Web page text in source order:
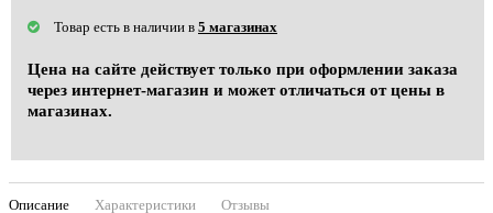
Товар есть в наличии в 5 магазинах
Цена на сайте действует только при оформлении заказа
через интернет-магазин и может отличаться от цены в
магазинах.
Описание Характеристики Отзывы